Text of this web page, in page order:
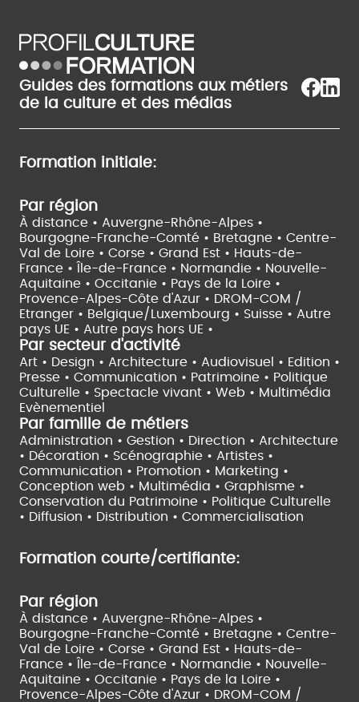
Guides des formations aux métiers
de la culture et des médias
Formation initiale:
Par région
À distance • Auvergne-Rhône-Alpes •
Bourgogne-Franche-Comté • Bretagne • Centre-
Val de Loire • Corse • Grand Est • Hauts-de-
France •
Île-de-France • Normandie • Nouvelle-
Aquitaine • Occitanie • Pays de la Loire •
Provence-Alpes-Côte d'Azur • DROM-COM /
Etranger • Belgique/Luxembourg • Suisse • Autre
pays UE • Autre pays hors UE •
Par secteur d'activité
Art • Design • Architecture • Audiovisuel • Edition •
Presse • Communication • Patrimoine • Politique
Culturelle • Spectacle vivant • Web • Multimédia
Evènementiel
Par famille de métiers
Administration • Gestion • Direction • Architecture
• Décoration • Scénographie • Artistes •
Communication • Promotion • Marketing •
Conception web • Multimédia • Graphisme •
Conservation du Patrimoine • Politique Culturelle
• Diffusion • Distribution • Commercialisation
Formation courte/certifiante:
Par région
À distance • Auvergne-Rhône-Alpes •
Bourgogne-Franche-Comté • Bretagne • Centre-
Val de Loire • Corse • Grand Est • Hauts-de-
France •
Île-de-France • Normandie • Nouvelle-
Aquitaine • Occitanie • Pays de la Loire •
Provence-Alpes-Côte d'Azur • DROM-COM /